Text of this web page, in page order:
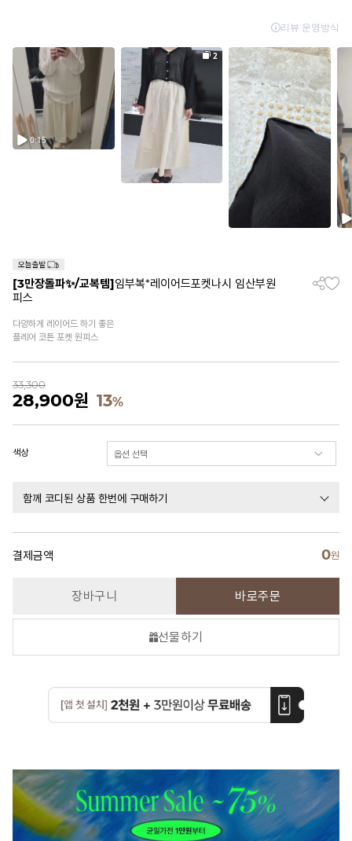
[3만장돌파✨/교복템]임부복*레이어드포켓나시 임산부원
피스
다양하게 레이어드 하기 좋은
플레어 코튼 포켓 원피스
33,300
28,900원 13%
색상
함께 코디된 상품 한번에 구매하기
결제금액 0원
장바구니 바로주문
선물하기